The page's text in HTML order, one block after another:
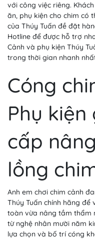
với công việc riêng.
ăn, phụ kiện cho chim có
của Thúy Tuấn đề đặt
Hotline để được hỗ trợ
Cảnh và phụ kiện Thúy
trong thời gian nhanh
Cóng
Phụ
cấp
lồng
Anh em chơi chim cảnh
Thúy Tuấn chính hãng
toàn vừa nâng tầm thẩm
từ nghệ nhân mười năm
lựa chọn và bố trí cóng